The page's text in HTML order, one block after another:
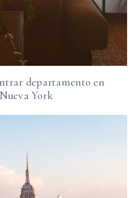
departamento en
Nueva York